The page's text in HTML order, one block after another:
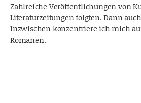
Zahlreiche Veröffentlichungen von
Literaturzeitungen folgten. Dann
Inzwischen konzentriere ich mich
Romanen.